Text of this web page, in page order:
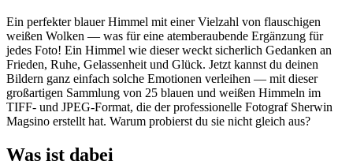
Ein perfekter blauer Himmel mit einer Vielzahl von flauschigen
weißen Wolken — was für eine atemberaubende Ergänzung für
jedes Foto! Ein Himmel wie dieser weckt sicherlich Gedanken an
Frieden, Ruhe, Gelassenheit und Glück. Jetzt kannst du deinen
Bildern ganz einfach solche Emotionen verleihen — mit dieser
großartigen Sammlung von 25 blauen und weißen Himmeln im
TIFF- und JPEG-Format, die der professionelle Fotograf Sherwin
Magsino erstellt hat. Warum probierst du sie nicht gleich aus?
Was ist dabei